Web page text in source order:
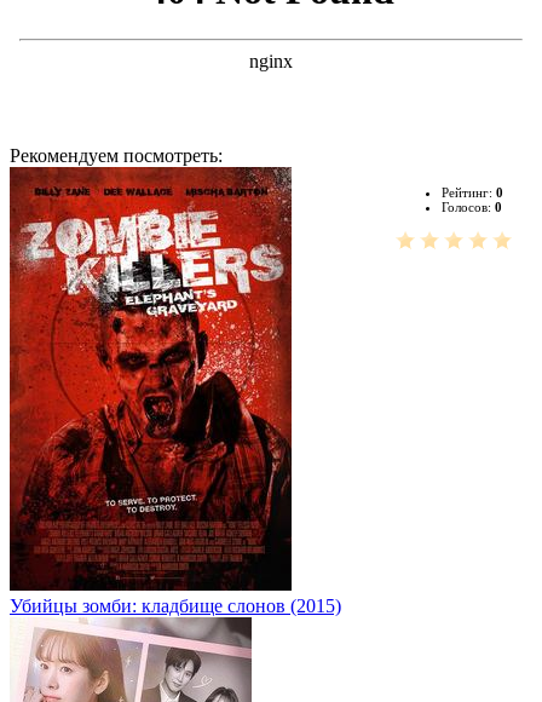
Рекомендуем посмотреть:
Рейтинг: 0
Голосов: 0
Убийцы зомби: кладбище слонов (2015)